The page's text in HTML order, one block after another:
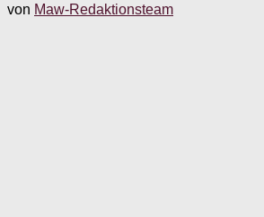
von Maw-Redaktionsteam